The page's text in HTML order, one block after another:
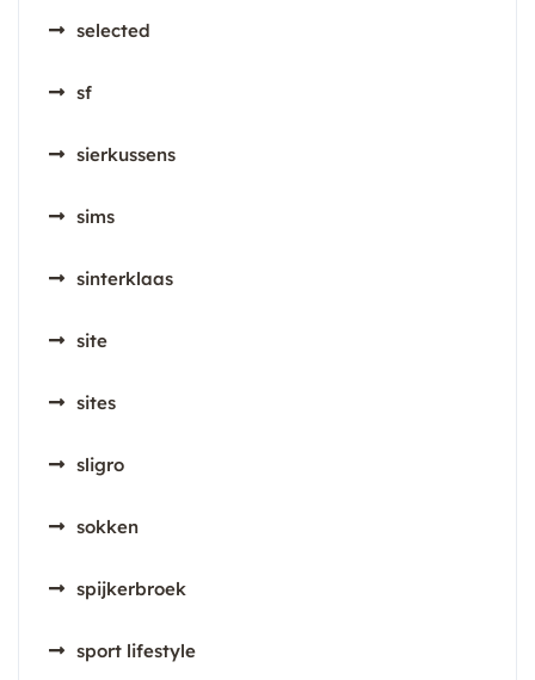
selected
sf
sierkussens
sims
sinterklaas
site
sites
sligro
sokken
spijkerbroek
sport lifestyle